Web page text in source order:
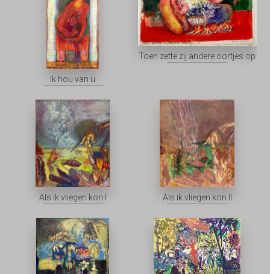
Ik hou van u
Toen zette zij andere oortjes op
Als ik vliegen kon I Als ik vliegen kon II